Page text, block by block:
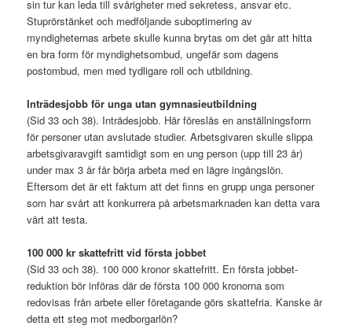
sin tur kan leda till svårigheter med sekretess, ansvar etc.
Stuprörstänket och medföljande suboptimering av
myndigheternas arbete skulle kunna brytas om det går att hitta
en bra form för myndighetsombud, ungefär som dagens
postombud, men med tydligare roll och utbildning.
Inträdesjobb för unga utan gymnasieutbildning
(Sid 33 och 38). Inträdesjobb. Här föreslås en anställningsform
för personer utan avslutade studier. Arbetsgivaren skulle slippa
arbetsgivaravgift samtidigt som en ung person (upp till 23 år)
under max 3 år får börja arbeta med en lägre ingångslön.
Eftersom det är ett faktum att det finns en grupp unga personer
som har svårt att konkurrera på arbetsmarknaden kan detta vara
värt att testa.
100 000 kr skattefritt vid första jobbet
(Sid 33 och 38). 100 000 kronor skattefritt. En första jobbet-
reduktion bör införas där de första 100 000 kronorna som
redovisas från arbete eller företagande görs skattefria. Kanske är
detta ett steg mot medborgarlön?